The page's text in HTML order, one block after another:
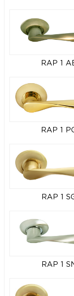
RAP 1
RAP 1
RAP 1
RAP 1